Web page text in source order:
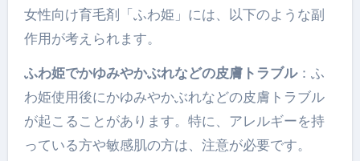
女性向け育毛剤「ふわ姫」には、以下のような副
作用が考えられます。
ふわ姫でかゆみやかぶれなどの皮膚トラブル：ふ
わ姫使用後にかゆみやかぶれなどの皮膚トラブル
が起こることがあります。特に、アレルギーを持
っている方や敏感肌の方は、注意が必要です。